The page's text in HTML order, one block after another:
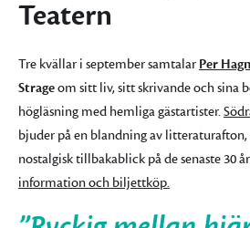
Teatern
Tre kvällar i september samtalar Per
Strageom sitt liv, sitt skrivande och sina
högläsning med hemliga gästartister.
bjuder på en blandning av
nostalgisk tillbakablick på de senaste 30
information och biljettköp.